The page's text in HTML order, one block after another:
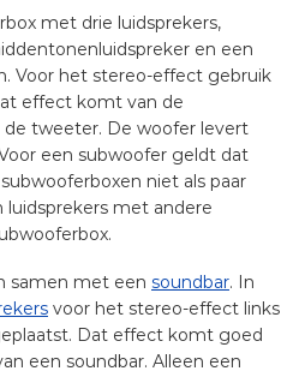
met drie luidsprekers,
en een
Voor het stereo-effect gebruik
effect komt van de
tweeter. De woofer levert
een subwoofer geldt dat
niet als paar
met andere
samen met een soundbar. In
voor het stereo-effect links
Dat effect komt goed
een soundbar. Alleen een